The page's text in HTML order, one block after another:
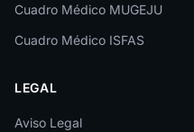
Lugo
Málaga
Melilla
Cuadro Médico MUGEJU
Cuadro Médico ISFAS
LEGAL
Aviso Legal